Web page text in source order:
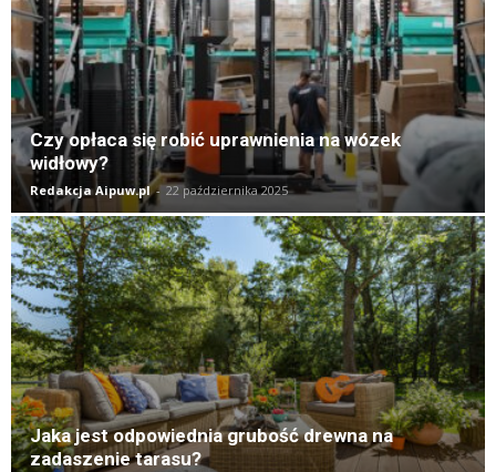
Czy opłaca się robić uprawnienia na wózek
widłowy?
Redakcja Aipuw.pl - 22 października 2025
Jaka jest odpowiednia grubość drewna na
zadaszenie tarasu?